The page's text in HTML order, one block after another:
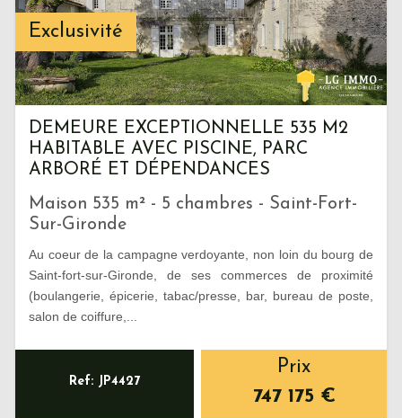
Exclusivité
DEMEURE EXCEPTIONNELLE 535 M2
HABITABLE AVEC PISCINE, PARC
ARBORÉ ET DÉPENDANCES
Maison 535 m² - 5 chambres - Saint-Fort-
Sur-Gironde
Au coeur de la campagne verdoyante, non loin du bourg de
Saint-fort-sur-Gironde, de ses commerces de proximité
(boulangerie, épicerie, tabac/presse, bar, bureau de poste,
salon de coiffure,...
Ref: JP4427
Prix
747 175 €